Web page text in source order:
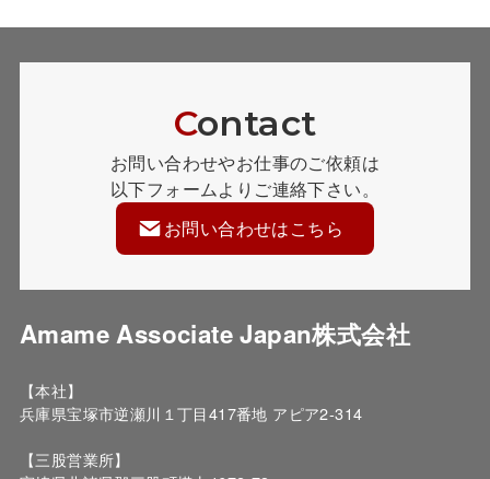
Contact
お問い合わせやお仕事のご依頼は
以下フォームよりご連絡下さい。
お問い合わせはこちら
Amame Associate Japan株式会社
【本社】
兵庫県宝塚市逆瀬川１丁目417番地 アピア2-314
【三股営業所】